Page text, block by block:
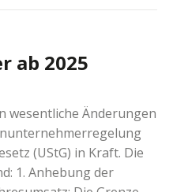
ab 2025
wesentliche Änderungen
(UStG) in Kraft. Die
1. Anhebung der